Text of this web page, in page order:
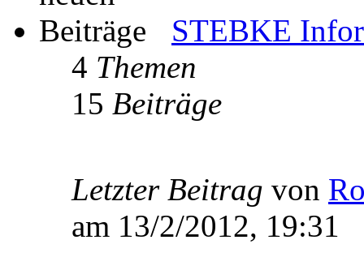
STEBKE
4 Themen
15 Beiträge
Letzter Beitrag von
am 13/2/2012, 19:31